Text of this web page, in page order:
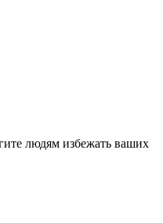
людям избежать ваших